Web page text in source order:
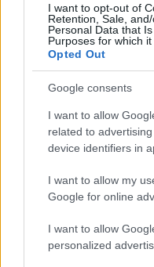
I want to opt-out of
Retention, Sale,
Personal Data that
Purposes for which it
Opted Out
Google consents
I want to allow
related to
device identifiers in
I want to allow my
Google for online
I want to allow
personalized
Une des méthodes de
Suède est par
financement de
gouvernementale,
pour étudiants